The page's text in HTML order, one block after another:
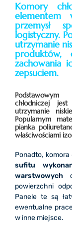
Komory
przemysł
logistyczny.
utrzymanie
zachowania
zepsuciem.
chłodniczej
utrzymanie
Popularnym
pianka
właściwościami
Ponadto, komora
sufitu
warstwowych
powierzchni
Panele te są
ewentualne
w inne miejsce.